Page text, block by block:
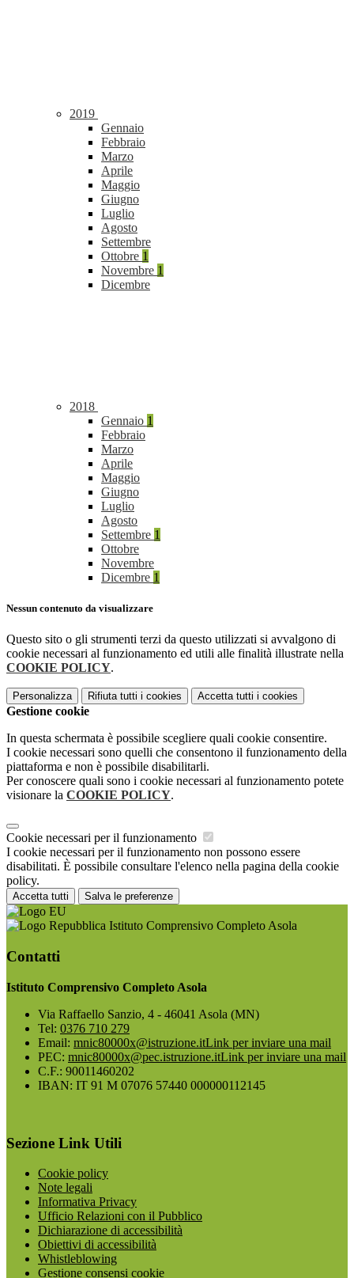
2019
Gennaio
Febbraio
Marzo
Aprile
Maggio
Giugno
Luglio
Agosto
Settembre
Ottobre 1
Novembre 1
Dicembre
2018
Gennaio 1
Febbraio
Marzo
Aprile
Maggio
Giugno
Luglio
Agosto
Settembre 1
Ottobre
Novembre
Dicembre 1
Nessun contenuto da visualizzare
Questo sito o gli strumenti terzi da questo utilizzati si avvalgono di
cookie necessari al funzionamento ed utili alle finalità illustrate nella
COOKIE POLICY.
Personalizza Rifiuta tutti i cookies Accetta tutti i cookies
Gestione cookie
In questa schermata è possibile scegliere quali cookie consentire.
I cookie necessari sono quelli che consentono il funzionamento della
piattaforma e non è possibile disabilitarli.
Per conoscere quali sono i cookie necessari al funzionamento potete
visionare la COOKIE POLICY.
Cookie necessari per il funzionamento
I cookie necessari per il funzionamento non possono essere
disabilitati. È possibile consultare l'elenco nella pagina della cookie
policy.
Accetta tutti Salva le preferenze
Istituto Comprensivo Completo Asola
Contatti
Istituto Comprensivo Completo Asola
Via Raffaello Sanzio, 4 - 46041 Asola (MN)
Tel: 0376 710 279
Email: mnic80000x@istruzione.itLink per inviare una mail
PEC: mnic80000x@pec.istruzione.itLink per inviare una mail
C.F.: 90011460202
IBAN: IT 91 M 07076 57440 000000112145
Sezione Link Utili
Cookie policy
Note legali
Informativa Privacy
Ufficio Relazioni con il Pubblico
Dichiarazione di accessibilità
Obiettivi di accessibilità
Whistleblowing
Gestione consensi cookie